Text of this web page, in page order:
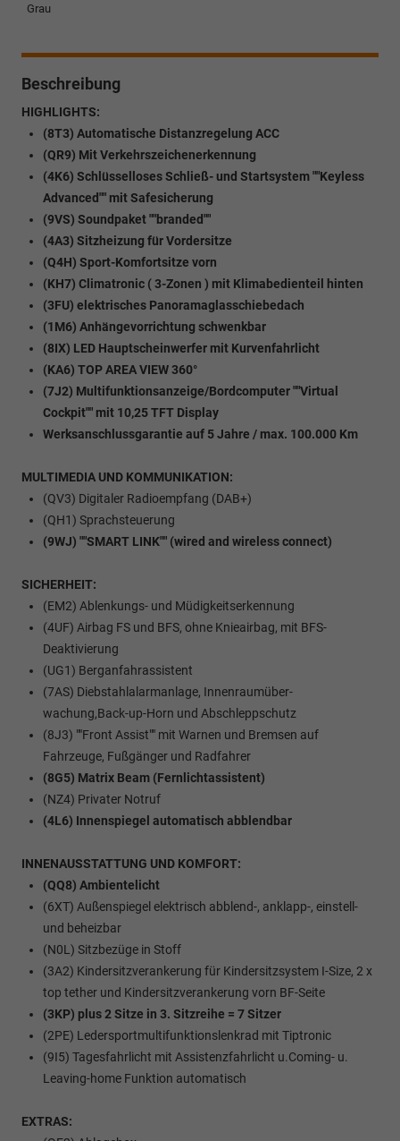
Grau
Beschreibung
HIGHLIGHTS:
(8T3) Automatische Distanzregelung ACC
(QR9) Mit Verkehrszeichenerkennung
(4K6) Schlüsselloses Schließ- und Startsystem ""Keyless
Advanced"" mit Safesicherung
(9VS) Soundpaket ""branded""
(4A3) Sitzheizung für Vordersitze
(Q4H) Sport-Komfortsitze vorn
(KH7) Climatronic ( 3-Zonen ) mit Klimabedienteil hinten
(3FU) elektrisches Panoramaglasschiebedach
(1M6) Anhängevorrichtung schwenkbar
(8IX) LED Hauptscheinwerfer mit Kurvenfahrlicht
(KA6) TOP AREA VIEW 360°
(7J2) Multifunktionsanzeige/Bordcomputer ""Virtual
Cockpit"" mit 10,25 TFT Display
Werksanschlussgarantie auf 5 Jahre / max. 100.000 Km
MULTIMEDIA UND KOMMUNIKATION:
(QV3) Digitaler Radioempfang (DAB+)
(QH1) Sprachsteuerung
(9WJ) ""SMART LINK"" (wired and wireless connect)
SICHERHEIT:
(EM2) Ablenkungs- und Müdigkeitserkennung
(4UF) Airbag FS und BFS, ohne Knieairbag, mit BFS-
Deaktivierung
(UG1) Berganfahrassistent
(7AS) Diebstahlalarmanlage, Innenraumüber-
wachung,Back-up-Horn und Abschleppschutz
(8J3) ""Front Assist"" mit Warnen und Bremsen auf
Fahrzeuge, Fußgänger und Radfahrer
(8G5) Matrix Beam (Fernlichtassistent)
(NZ4) Privater Notruf
(4L6) Innenspiegel automatisch abblendbar
INNENAUSSTATTUNG UND KOMFORT:
(QQ8) Ambientelicht
(6XT) Außenspiegel elektrisch abblend-, anklapp-, einstell-
und beheizbar
(N0L) Sitzbezüge in Stoff
(3A2) Kindersitzverankerung für Kindersitzsystem I-Size, 2 x
top tether und Kindersitzverankerung vorn BF-Seite
(3KP) plus 2 Sitze in 3. Sitzreihe = 7 Sitzer
(2PE) Ledersportmultifunktionslenkrad mit Tiptronic
(9I5) Tagesfahrlicht mit Assistenzfahrlicht u.Coming- u.
Leaving-home Funktion automatisch
EXTRAS: